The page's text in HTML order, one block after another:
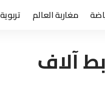
مغاربة العالم تربوية
آلاف